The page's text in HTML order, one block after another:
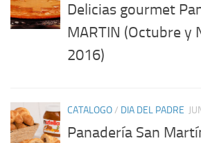
Delicias gourmet
MARTIN (Octubre y
2016)
CATALOGO/ DIA DEL PADRE
Panadería San